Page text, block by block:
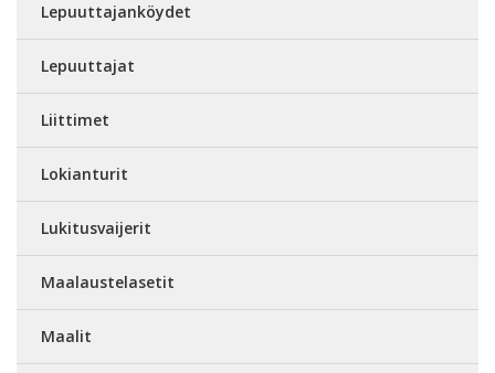
Lepuuttajanköydet
Lepuuttajat
Liittimet
Lokianturit
Lukitusvaijerit
Maalaustelasetit
Maalit